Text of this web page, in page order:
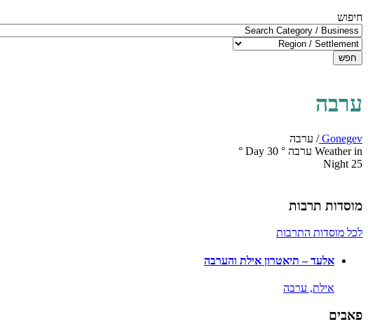
חיפוש
חפש
ערבה
Gonegev
/ ערבה
Weather in ערבה
°
30
Day
°
25
Night
מוסדות תרבות
לכל מוסדות התרבות
אלעד – תיאטרון אילת והערבה
אילת, ערבה
פאבים